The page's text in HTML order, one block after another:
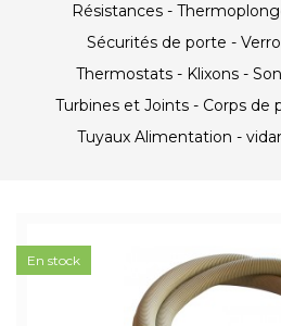
Résistances -
Sécurités de porte -
Thermostats - Klixons -
Turbines et Joints - Corps de
Tuyaux Alimentation -
En stock